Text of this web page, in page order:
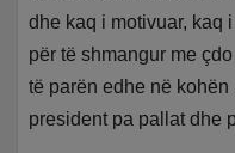
dhe kaq i motivuar, kaq
për të shmangur me
të parën edhe në
president pa pallat dhe